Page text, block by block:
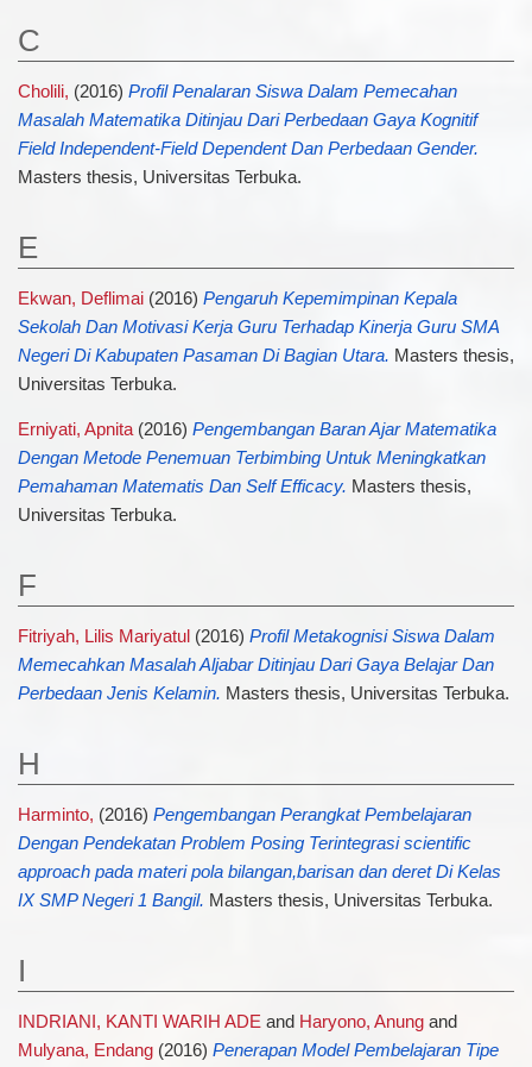
C
Cholili, (2016) Profil Penalaran Siswa Dalam Pemecahan
Masalah Matematika Ditinjau Dari Perbedaan Gaya Kognitif
Field Independent-Field Dependent Dan Perbedaan Gender.
Masters thesis, Universitas Terbuka.
E
Ekwan, Deflimai(2016) Pengaruh Kepemimpinan Kepala
Sekolah Dan Motivasi Kerja Guru Terhadap Kinerja Guru SMA
Negeri Di Kabupaten Pasaman Di Bagian Utara. Masters thesis,
Universitas Terbuka.
Erniyati, Apnita(2016) Pengembangan Baran Ajar Matematika
Dengan Metode Penemuan Terbimbing Untuk Meningkatkan
Pemahaman Matematis Dan Self Efficacy. Masters thesis,
Universitas Terbuka.
F
Fitriyah, Lilis Mariyatul (2016) Profil Metakognisi Siswa Dalam
Memecahkan Masalah Aljabar Ditinjau Dari Gaya Belajar Dan
Perbedaan Jenis Kelamin. Masters thesis, Universitas Terbuka.
H
Harminto, (2016) Pengembangan Perangkat Pembelajaran
Dengan Pendekatan Problem Posing Terintegrasi scientific
approach pada materi pola bilangan,barisan dan deret Di Kelas
IX SMP Negeri 1 Bangil. Masters thesis, Universitas Terbuka.
I
INDRIANI, KANTI WARIH ADE and Haryono, Anungand
Mulyana, Endang(2016) Penerapan Model Pembelajaran Tipe